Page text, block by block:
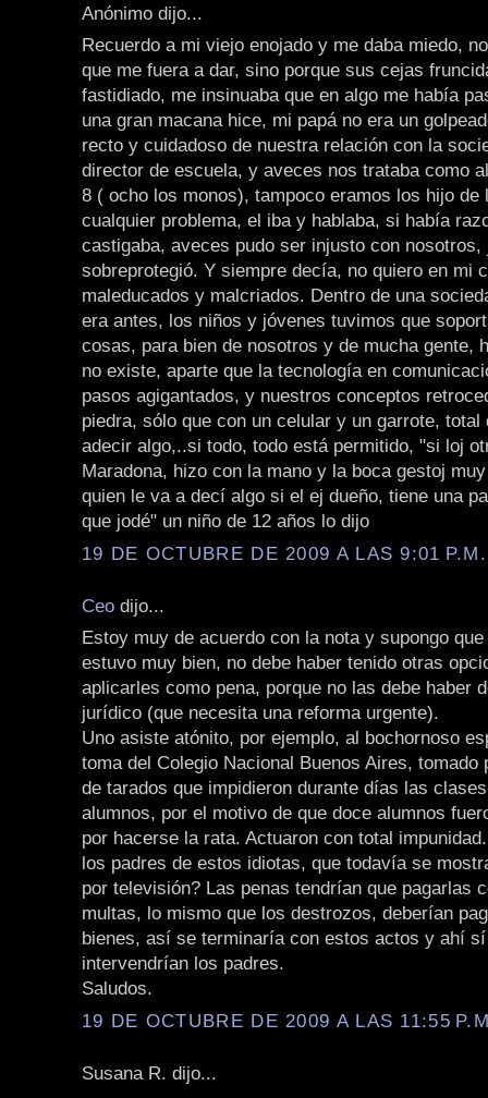
Anónimo dijo...
Recuerdo a mi viejo enojado y me daba miedo,
que me fuera a dar, sino porque sus cejas
fastidiado, me insinuaba que en algo me había
una gran macana hice, mi papá no era un
recto y cuidadoso de nuestra relación con la
director de escuela, y aveces nos trataba como
8 ( ocho los monos), tampoco eramos los hijo de
cualquier problema, el iba y hablaba, si había
castigaba, aveces pudo ser injusto con nosotros,
sobreprotegió. Y siempre decía, no quiero en mi
maleducados y malcriados. Dentro de una
era antes, los niños y jóvenes tuvimos que
cosas, para bien de nosotros y de mucha gente,
no existe, aparte que la tecnología en
pasos agigantados, y nuestros conceptos
piedra, sólo que con un celular y un garrote, total
adecir algo,..si todo, todo está permitido, "si loj
Maradona, hizo con la mano y la boca gestoj
quien le va a decí algo si el ej dueño, tiene una
que jodé" un niño de 12 años lo dijo
19 DE OCTUBRE DE 2009 A LAS 9:01 P.M.
Ceo dijo...
Estoy muy de acuerdo con la nota y supongo
estuvo muy bien, no debe haber tenido otras
aplicarles como pena, porque no las debe haber
jurídico (que necesita una reforma urgente).
Uno asiste atónito, por ejemplo, al bochornoso
toma del Colegio Nacional Buenos Aires, tomado
de tarados que impidieron durante días las
alumnos, por el motivo de que doce alumnos
por hacerse la rata. Actuaron con total
los padres de estos idiotas, que todavía se
por televisión? Las penas tendrían que pagarlas
multas, lo mismo que los destrozos, deberían
bienes, así se terminaría con estos actos y ahí
intervendrían los padres.
Saludos.
19 DE OCTUBRE DE 2009 A LAS 11:55
Susana R. dijo...